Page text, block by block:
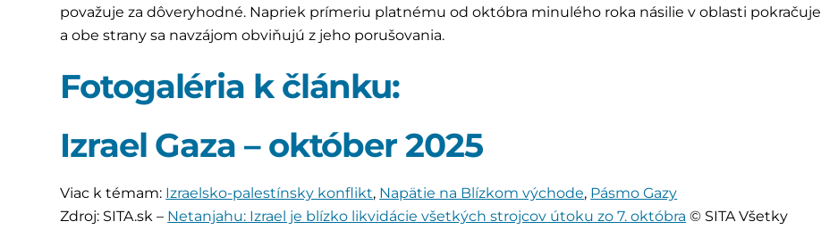
považuje za dôveryhodné. Napriek prímeriu platnému od októbra minulého roka násilie v oblasti pokračuje
a obe strany sa navzájom obviňujú z jeho porušovania.
Fotogaléria k článku:
Izrael Gaza – október 2025
Viac k témam: Izraelsko-palestínsky konflikt, Napätie na Blízkom východe, Pásmo Gazy
Zdroj: SITA.sk – Netanjahu: Izrael je blízko likvidácie všetkých strojcov útoku zo 7. októbra © SITA Všetky